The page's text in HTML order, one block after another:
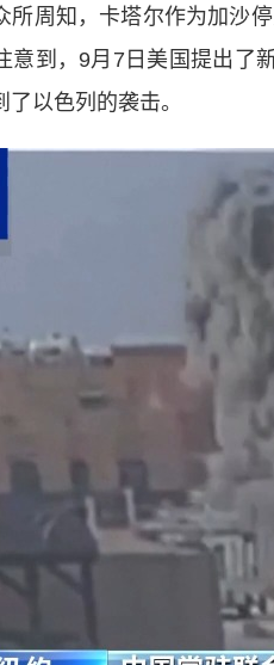
知，卡塔尔作为加沙停
意到，9月7日美国提出了
以色列的袭击。